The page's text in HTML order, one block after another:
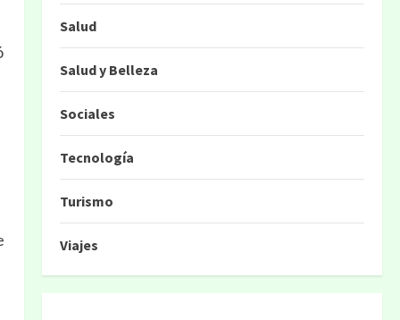
Salud
Salud y Belleza
Sociales
Tecnología
Turismo
Viajes